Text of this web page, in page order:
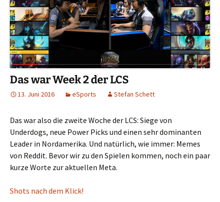
Das war Week 2 der LCS
13. Juni 2016 eSports Stefan Schett
Das war also die zweite Woche der LCS: Siege von
Underdogs, neue Power Picks und einen sehr dominanten
Leader in Nordamerika. Und natürlich, wie immer: Memes
von Reddit. Bevor wir zu den Spielen kommen, noch ein paar
kurze Worte zur aktuellen Meta.
Shots nach dem Klick!